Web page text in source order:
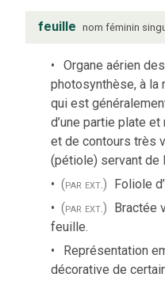
feuille nom féminin
Organe aérien
photosynthèse, à la
qui est
d’une partie plate
et de contours très
(pétiole) servant de
(par ext.) Foliole
(par ext.) Bractée
feuille.
Représentation
décorative de